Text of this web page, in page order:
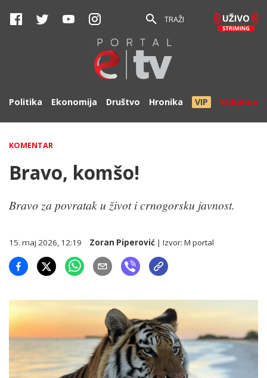
TRAŽI
Politika Ekonomija Društvo Hronika VIP Kolumne
KOMENTAR
Bravo, komšo!
Bravo za povratak u život i crnogorsku javnost.
15. maj 2026, 12:19 Zoran Piperović | Izvor:M portal